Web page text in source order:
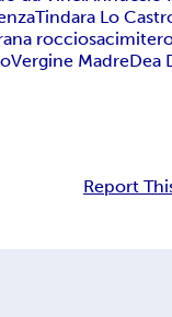
Tindara Lo
rocciosa
Vergine MadreDea
Report